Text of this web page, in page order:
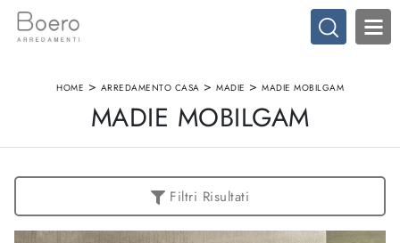
HOME > ARREDAMENTO CASA > MADIE > MADIE MOBILGAM
MADIE MOBILGAM
Filtri Risultati